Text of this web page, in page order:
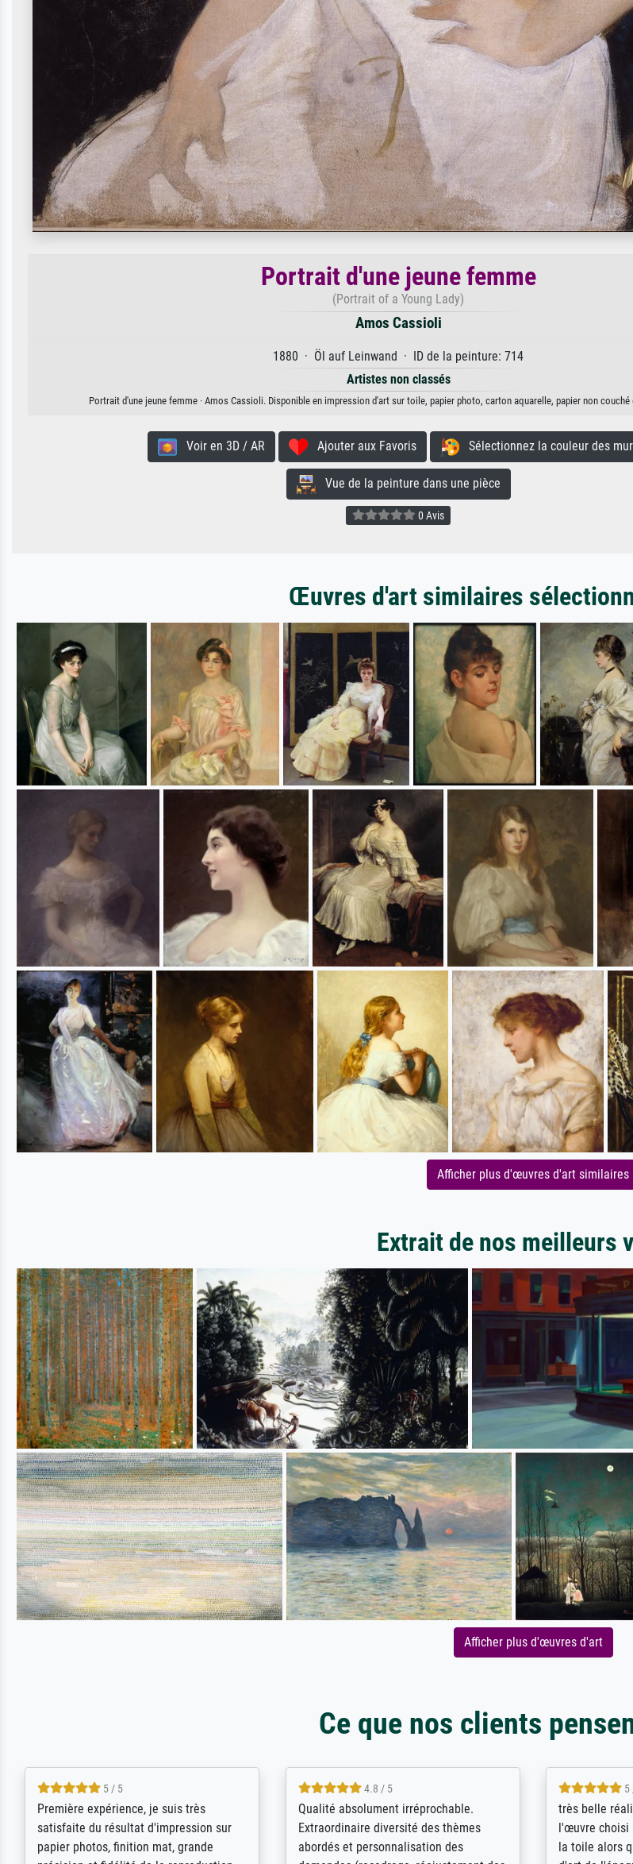
Portrait d'une jeune femme
(Portrait of a Young Lady)
Amos Cassioli
1880 · Öl auf Leinwand · ID de la peinture: 714
Artistes non classés
Portrait d'une jeune femme · Amos Cassioli. Disponible en impression d'art sur toile, papier photo, carton aquarelle, papier non couché
Voir en 3D / AR Ajouter aux Favoris Sélectionnez la couleur des
Vue de la peinture dans une pièce
0 Avis
Œuvres d'art similaires
Afficher plus d'œuvres d'art similaires
Extrait de nos meilleurs
Afficher plus d'œuvres d'art
Ce que nos clients
4.5 / 5
ik beoordeel Meisterdrucke zeer
positief. Door de 69505 beschikbare
kunstenaars scrollen is echter
5 / 5
Wow....ich bin sehr über die Qualität
erstaunt. Diese Drucke haben all´meine
Erwartungen übertroffen. Desgleichen
4
De levering
desastreus.
sloeg